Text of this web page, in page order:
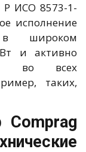
Р ИСО 8573-1-
исполнение
широком
и активно
во всех
таких,
Comprag